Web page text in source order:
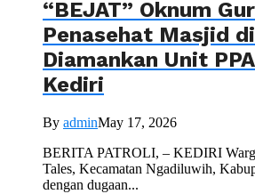
“BEJAT” Oknum
Penasehat Masjid
Diamankan Unit
Kediri
By adminMay 17, 2026
BERITA PATROLI, – KEDIRI
Tales, Kecamatan Ngadiluwih,
dengan dugaan...